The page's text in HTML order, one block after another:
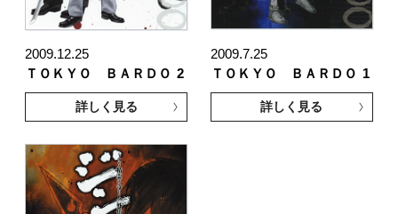
2009.12.25
ＴＯＫＹＯ ＢＡＲＤＯ 2
詳しく見る
2009.7.25
ＴＯＫＹＯ ＢＡＲＤＯ 1
詳しく見る